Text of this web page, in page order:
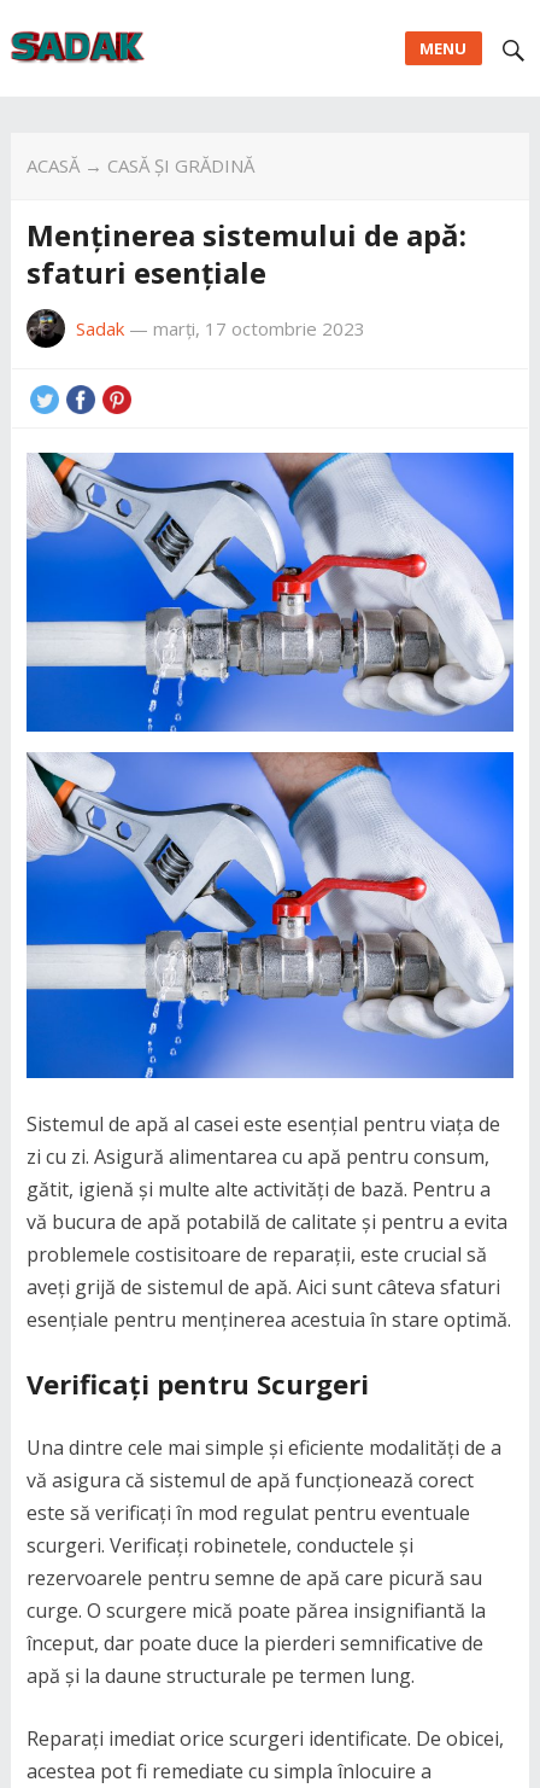
MENU
ACASĂ→ CASĂ ȘI GRĂDINĂ
Menținerea sistemului de apă:
sfaturi esențiale
Sadak— marți, 17 octombrie 2023
Sistemul de apă al casei este esențial pentru viața de
zi cu zi. Asigură alimentarea cu apă pentru consum,
gătit, igienă și multe alte activități de bază. Pentru a
vă bucura de apă potabilă de calitate și pentru a evita
problemele costisitoare de reparații, este crucial să
aveți grijă de sistemul de apă. Aici sunt câteva sfaturi
esențiale pentru menținerea acestuia în stare optimă.
Verificați pentru Scurgeri
Una dintre cele mai simple și eficiente modalități de a
vă asigura că sistemul de apă funcționează corect
este să verificați în mod regulat pentru eventuale
scurgeri. Verificați robinetele, conductele și
rezervoarele pentru semne de apă care picură sau
curge. O scurgere mică poate părea insignifiantă la
început, dar poate duce la pierderi semnificative de
apă și la daune structurale pe termen lung.
Reparați imediat orice scurgeri identificate. De obicei,
acestea pot fi remediate cu simpla înlocuire a